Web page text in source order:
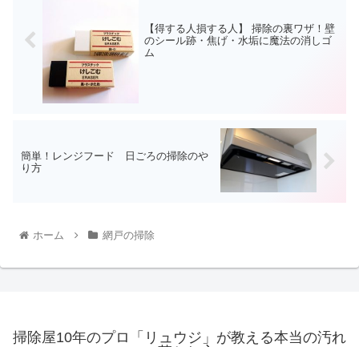
【得する人損する人】 掃除の裏ワザ！壁
のシール跡・焦げ・水垢に魔法の消しゴ
ム
簡単！レンジフード 日ごろの掃除のや
り方
ホーム 網戸の掃除
掃除屋10年のプロ「リュウジ」が教える本当の汚れ